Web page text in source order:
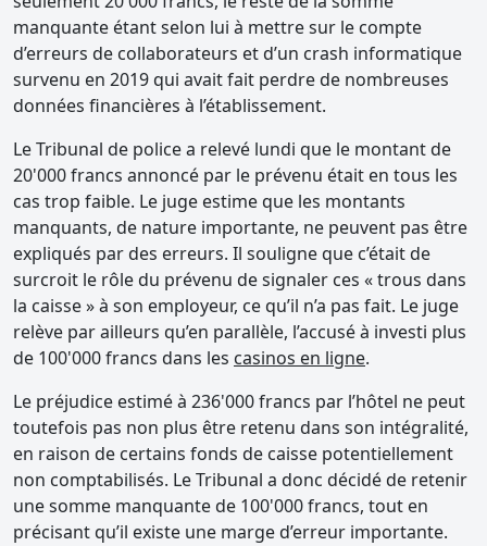
manquante étant selon lui à mettre sur le compte
d’erreurs de collaborateurs et d’un crash informatique
survenu en 2019 qui avait fait perdre de nombreuses
données financières à l’établissement.
Le Tribunal de police a relevé lundi que le montant de
20'000 francs annoncé par le prévenu était en tous les
cas trop faible. Le juge estime que les montants
manquants, de nature importante, ne peuvent pas être
expliqués par des erreurs. Il souligne que c’était de
surcroit le rôle du prévenu de signaler ces « trous dans
la caisse » à son employeur, ce qu’il n’a pas fait. Le juge
relève par ailleurs qu’en parallèle, l’accusé à investi plus
de 100'000 francs dans les casinos en ligne.
Le préjudice estimé à 236'000 francs par l’hôtel ne peut
toutefois pas non plus être retenu dans son intégralité,
en raison de certains fonds de caisse potentiellement
non comptabilisés. Le Tribunal a donc décidé de retenir
une somme manquante de 100'000 francs, tout en
précisant qu’il existe une marge d’erreur importante.